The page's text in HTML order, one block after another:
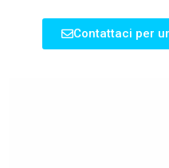
Contattaci per